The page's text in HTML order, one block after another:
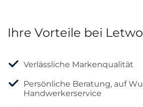
Ihre Vorteile bei
Verlässliche Markenqualität
Persönliche Beratung, auf
Handwerkerservice